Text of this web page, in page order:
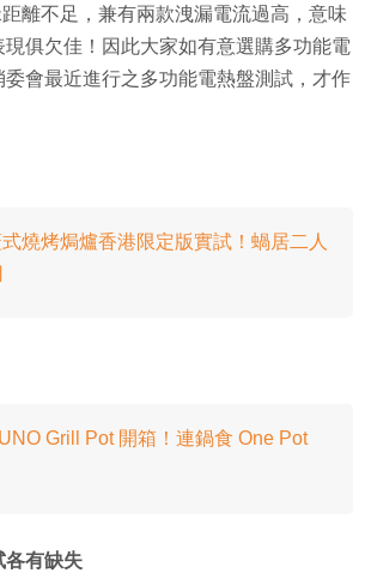
離不足，兼有兩款洩漏電流過高，意味
俱欠佳！因此大家如有意選購多功能電
會最近進行之多功能電熱盤測試，才作
燒烤焗爐香港限定版實試！蝸居二人
Grill Pot 開箱！連鍋食 One Pot
各有缺失